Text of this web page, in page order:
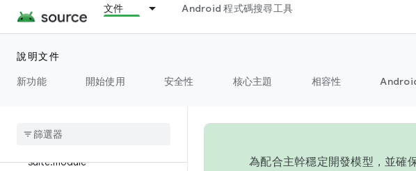
文件 Android 程式碼搜尋工具
說明文件
新功能
開始使用 安全性 核心主題 相容性
com.android.tradefed.testtype.
python
etry
com.android.tradefed.testtype.r
ust
suite.module
為配合主幹穩定開發模型，並確